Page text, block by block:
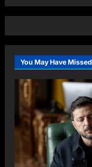
You May Have Missed